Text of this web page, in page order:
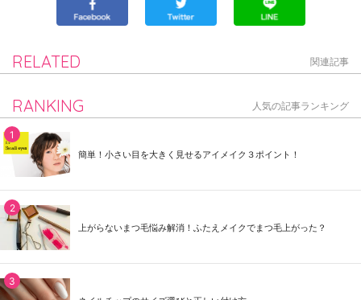
RELATED 関連記事
RANKING 人気の記事ランキング
簡単！小さい目を大きく見せるアイメイク３ポイント！
上がらないまつ毛悩み解消！ふたえメイクでまつ毛上がった？